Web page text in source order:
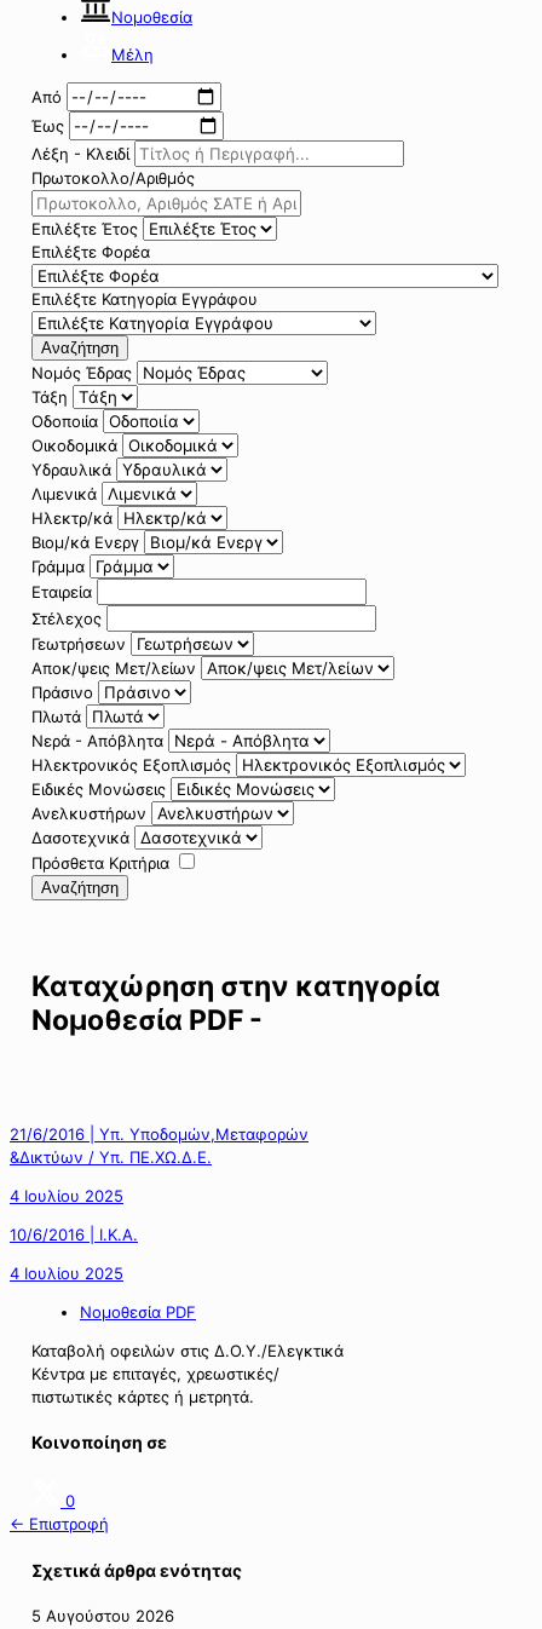
Νομοθεσία
Μέλη
Από
Έως
Λέξη - Κλειδί
Πρωτοκολλο/Αριθμός
Επιλέξτε Έτος
Επιλέξτε Φορέα
Επιλέξτε Κατηγορία Εγγράφου
Αναζήτηση
Νομός Έδρας
Τάξη
Οδοποιία
Οικοδομικά
Υδραυλικά
Λιμενικά
Ηλεκτρ/κά
Βιομ/κά Ενεργ
Γράμμα
Εταιρεία
Στέλεχος
Γεωτρήσεων
Αποκ/ψεις Μετ/λείων
Πράσινο
Πλωτά
Νερά - Απόβλητα
Ηλεκτρονικός Εξοπλισμός
Ειδικές Μονώσεις
Ανελκυστήρων
Δασοτεχνικά
Πρόσθετα Κριτήρια
Αναζήτηση
Καταχώρηση στην κατηγορία
Νομοθεσία PDF -
21/6/2016 | Υπ. Υποδομών,Μεταφορών
&Δικτύων / Υπ. ΠΕ.ΧΩ.Δ.Ε.
4 Ιουλίου 2025
10/6/2016 | Ι.Κ.Α.
4 Ιουλίου 2025
Νομοθεσία PDF
Καταβολή οφειλών στις Δ.Ο.Υ./Ελεγκτικά
Κέντρα με επιταγές, χρεωστικές/
πιστωτικές κάρτες ή μετρητά.
Κοινοποίηση σε
0
← Επιστροφή
Σχετικά άρθρα ενότητας
5 Αυγούστου 2026